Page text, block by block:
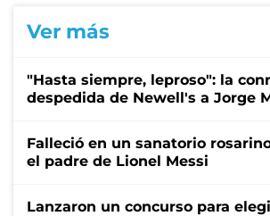
Ver más
"Hasta siempre, leproso": la
despedida de Newell's a Jorge
Falleció en un sanatorio
el padre de Lionel Messi
Lanzaron un concurso para